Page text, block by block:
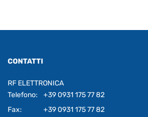
CONTATTI
RF ELETTRONICA
Telefono:
+39 0931 175 77 82
Fax:
+39 0931 175 77 82